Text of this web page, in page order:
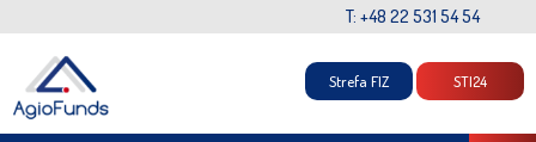
T: +48 22 531 54 54
Strefa FIZ STI24